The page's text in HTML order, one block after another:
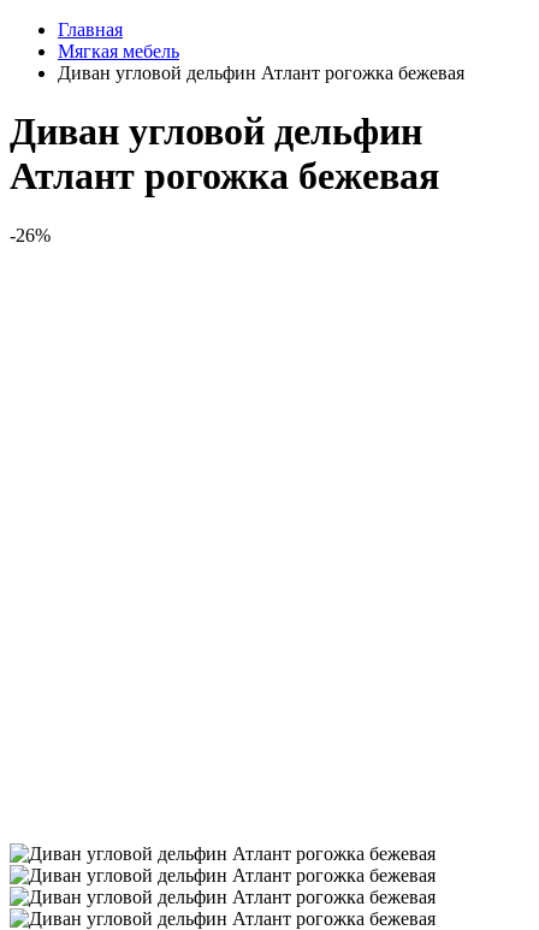
Главная
Мягкая мебель
Диван угловой дельфин Атлант рогожка бежевая
Диван угловой дельфин
Атлант рогожка бежевая
-26%